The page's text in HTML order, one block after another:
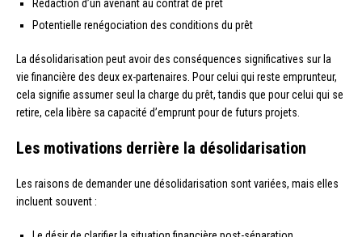
Rédaction d’un avenant au contrat de prêt
Potentielle renégociation des conditions du prêt
La désolidarisation peut avoir des conséquences significatives sur la
vie financière des deux ex-partenaires. Pour celui qui reste emprunteur,
cela signifie assumer seul la charge du prêt, tandis que pour celui qui se
retire, cela libère sa capacité d’emprunt pour de futurs projets.
Les motivations derrière la désolidarisation
Les raisons de demander une désolidarisation sont variées, mais elles
incluent souvent :